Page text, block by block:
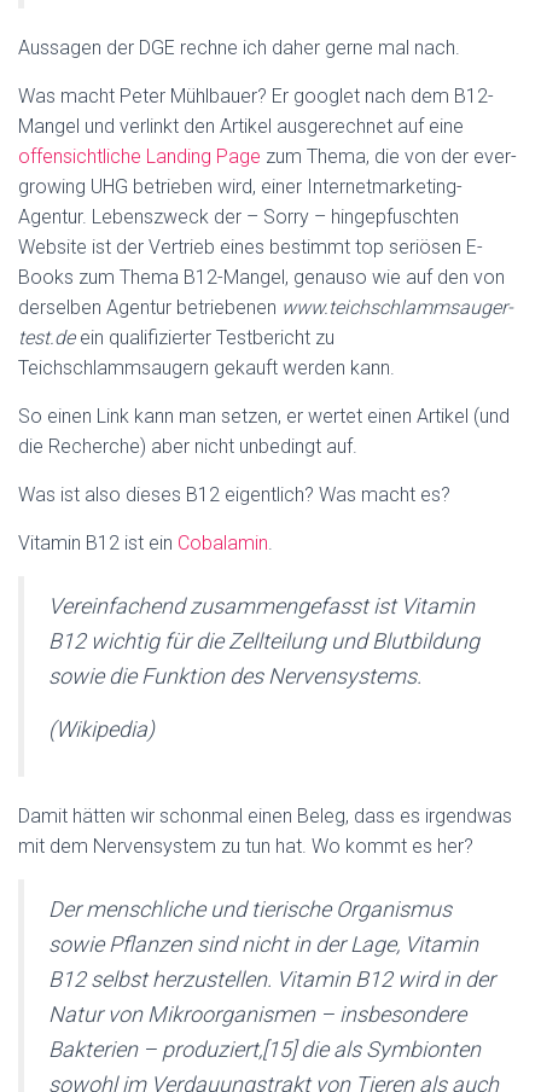
Aussagen der DGE rechne ich daher gerne mal nach.
Was macht Peter Mühlbauer? Er googlet nach dem B12-
Mangel und verlinkt den Artikel ausgerechnet auf eine
offensichtliche Landing Page zum Thema, die von der ever-
growing UHG betrieben wird, einer Internetmarketing-
Agentur. Lebenszweck der – Sorry – hingepfuschten
Website ist der Vertrieb eines bestimmt top seriösen E-
Books zum Thema B12-Mangel, genauso wie auf den von
derselben Agentur betriebenen www.teichschlammsauger-
test.deein qualifizierter Testbericht zu
Teichschlammsaugern gekauft werden kann.
So einen Link kann man setzen, er wertet einen Artikel (und
die Recherche) aber nicht unbedingt auf.
Was ist also dieses B12 eigentlich? Was macht es?
Vitamin B12 ist ein Cobalamin.
Vereinfachend zusammengefasst ist Vitamin
B12 wichtig für die Zellteilung und Blutbildung
sowie die Funktion des Nervensystems.
(Wikipedia)
Damit hätten wir schonmal einen Beleg, dass es irgendwas
mit dem Nervensystem zu tun hat. Wo kommt es her?
Der menschliche und tierische Organismus
sowie Pflanzen sind nicht in der Lage, Vitamin
B12 selbst herzustellen. Vitamin B12 wird in der
Natur von Mikroorganismen – insbesondere
Bakterien – produziert,[15] die als Symbionten
sowohl im Verdauungstrakt von Tieren als auch